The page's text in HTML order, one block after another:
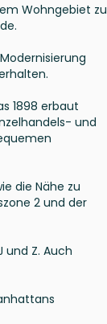
Wohngebiet zu
1898 erbaut
und
die Nähe zu
2 und der
und Z. Auch